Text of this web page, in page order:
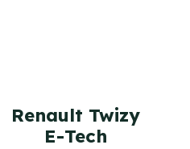
Renault Twizy
E-Tech